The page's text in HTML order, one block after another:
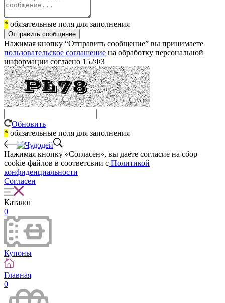
* обязательные поля для заполнения
Отправить сообщение
Нажимая кнопку “Отправить сообщение” вы принимаете
пользовательское соглашение на обработку персональной
информации согласно 152ФЗ
Обновить
* обязательные поля для заполнения
Нажимая кнопку «Согласен», вы даёте cогласие на сбор
cookie-файлов в соответсвии с Политикой
конфиденциальности
Согласен
Каталог
0
Купоны
Главная
0